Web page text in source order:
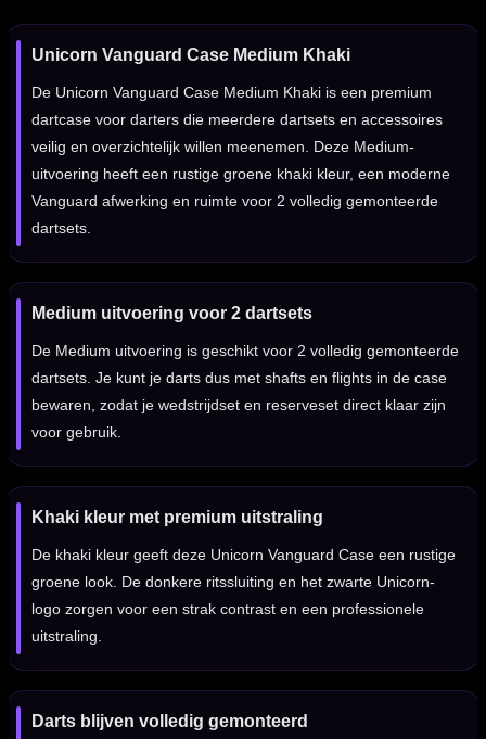
Unicorn Vanguard Case Medium Khaki
De Unicorn Vanguard Case Medium Khaki is een premium
dartcase voor darters die meerdere dartsets en accessoires
veilig en overzichtelijk willen meenemen. Deze Medium-
uitvoering heeft een rustige groene khaki kleur, een moderne
Vanguard afwerking en ruimte voor 2 volledig gemonteerde
dartsets.
Medium uitvoering voor 2 dartsets
De Medium uitvoering is geschikt voor 2 volledig gemonteerde
dartsets. Je kunt je darts dus met shafts en flights in de case
bewaren, zodat je wedstrijdset en reserveset direct klaar zijn
voor gebruik.
Khaki kleur met premium uitstraling
De khaki kleur geeft deze Unicorn Vanguard Case een rustige
groene look. De donkere ritssluiting en het zwarte Unicorn-
logo zorgen voor een strak contrast en een professionele
uitstraling.
Darts blijven volledig gemonteerd